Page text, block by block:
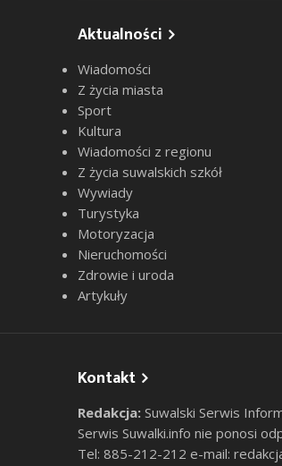
Aktualności
Wiadomości
Z życia miasta
Sport
Kultura
Wiadomości z regionu
Z życia suwalskich szkół
Wywiady
Turystyka
Motoryzacja
Nieruchomości
Zdrowie i uroda
Artykuły
Kontakt
Redakcja: Suwalski Serwis
Serwis Suwalki.info nie ponosi
Tel: 885-212-212 e-mail: